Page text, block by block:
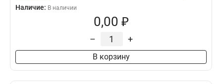
Наличие: В наличии
0,00 ₽
– +
В корзину